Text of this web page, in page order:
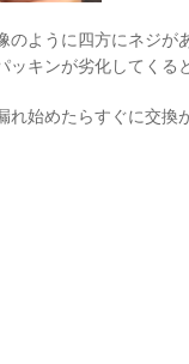
のように四方にネジ
キンが劣化してくる
始めたらすぐに交換